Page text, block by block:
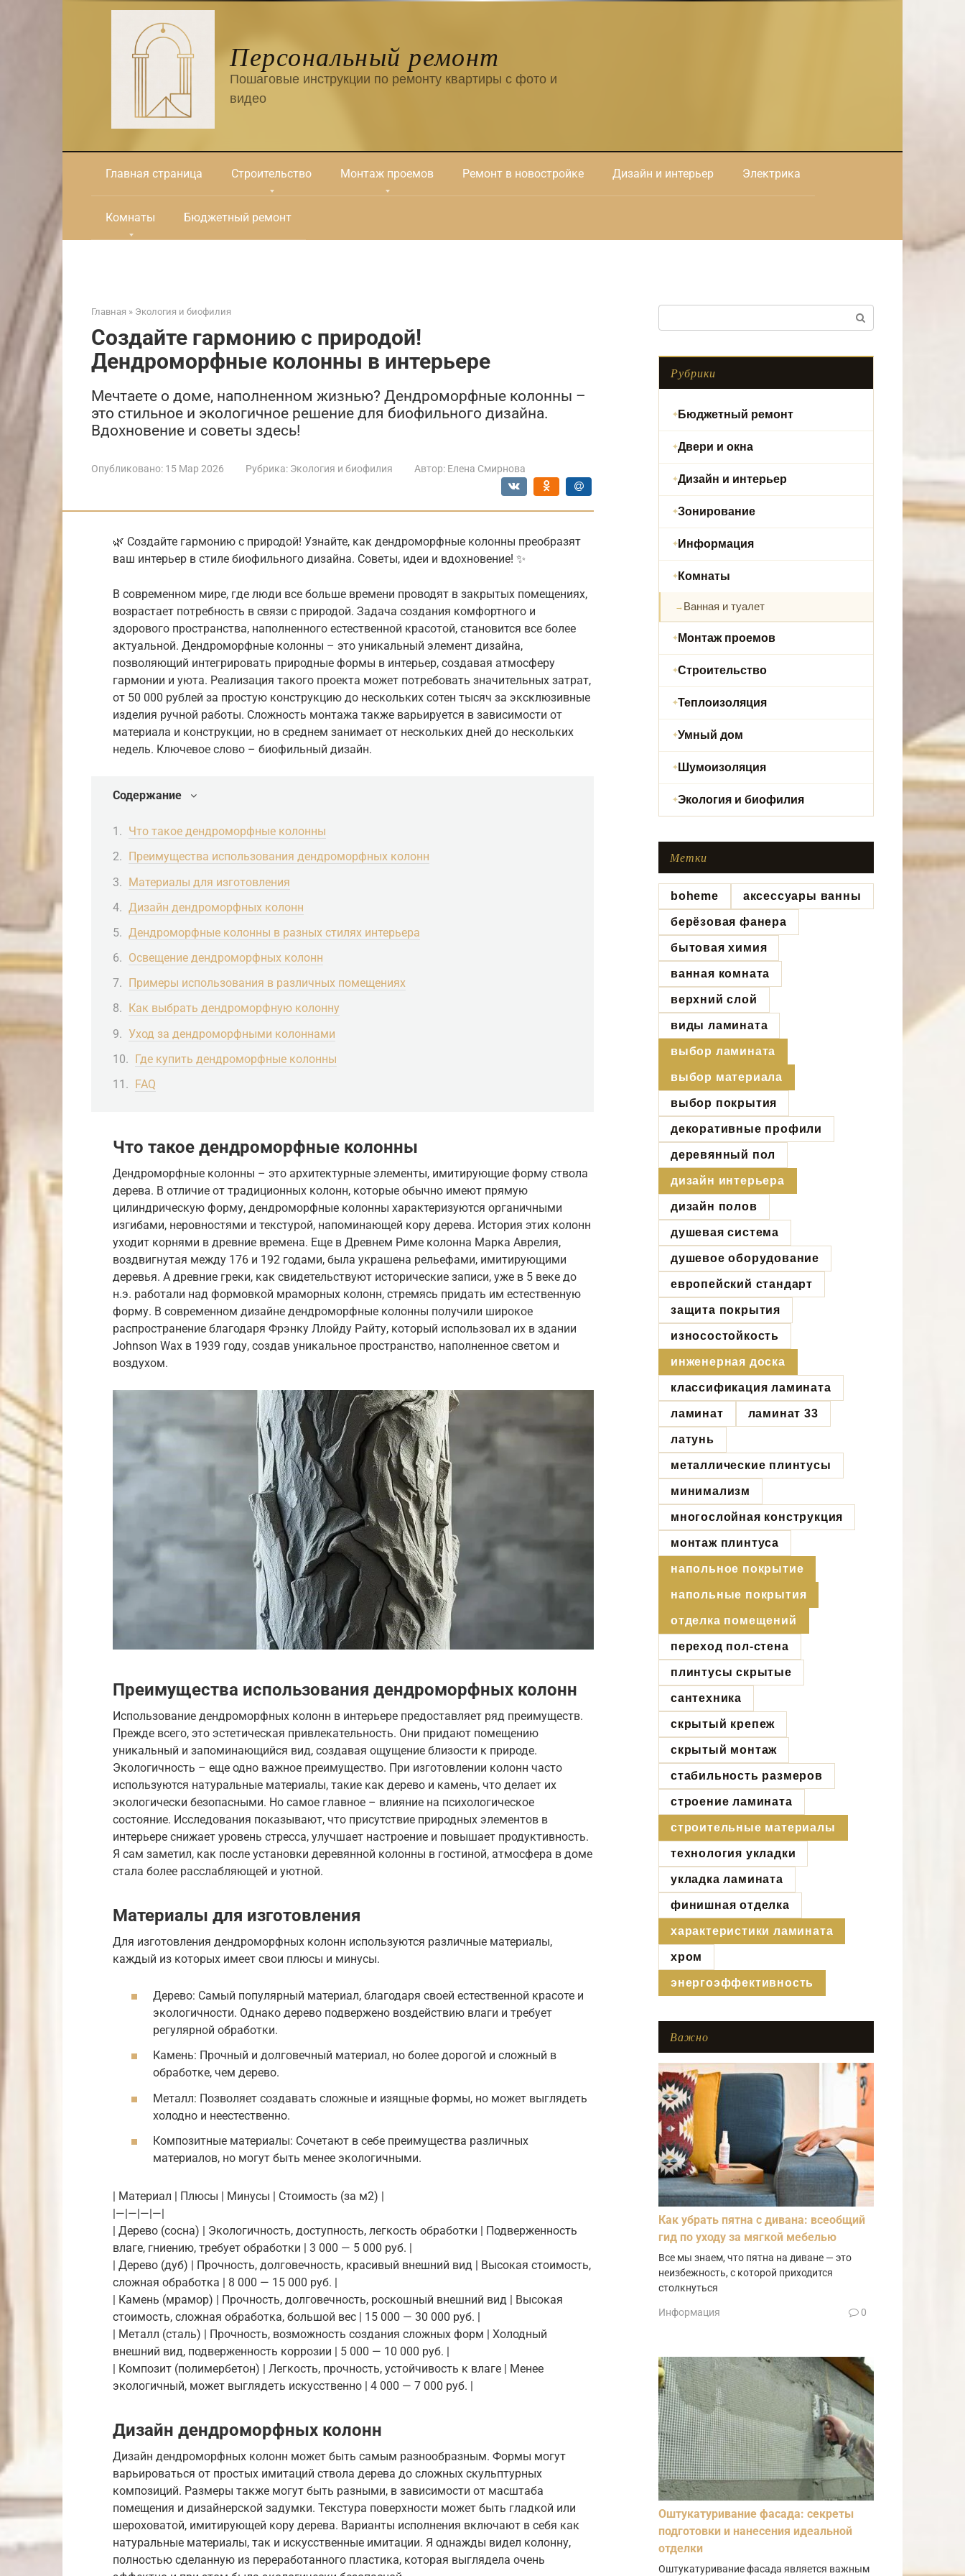
Персональный ремонт
Пошаговые инструкции по ремонту квартиры с фото и
видео
Главная страница Строительство Монтаж проемов Ремонт в новостройке Дизайн и интерьер Электрика
Комнаты Бюджетный ремонт
Главная » Экология и биофилия
Создайте гармонию с природой!
Дендроморфные колонны в интерьере
Мечтаете о доме, наполненном жизнью? Дендроморфные колонны –
это стильное и экологичное решение для биофильного дизайна.
Вдохновение и советы здесь!
Опубликовано: 15 Мар 2026 Рубрика: Экология и биофилия Автор: Елена Смирнова
🌿 Создайте гармонию с природой! Узнайте, как дендроморфные колонны преобразят
ваш интерьер в стиле биофильного дизайна. Советы, идеи и вдохновение! ✨
В современном мире, где люди все больше времени проводят в закрытых помещениях,
возрастает потребность в связи с природой. Задача создания комфортного и
здорового пространства, наполненного естественной красотой, становится все более
актуальной. Дендроморфные колонны – это уникальный элемент дизайна,
позволяющий интегрировать природные формы в интерьер, создавая атмосферу
гармонии и уюта. Реализация такого проекта может потребовать значительных затрат,
от 50 000 рублей за простую конструкцию до нескольких сотен тысяч за эксклюзивные
изделия ручной работы. Сложность монтажа также варьируется в зависимости от
материала и конструкции, но в среднем занимает от нескольких дней до нескольких
недель. Ключевое слово – биофильный дизайн.
Содержание
Что такое дендроморфные колонны
Преимущества использования дендроморфных колонн
Материалы для изготовления
Дизайн дендроморфных колонн
Дендроморфные колонны в разных стилях интерьера
Освещение дендроморфных колонн
Примеры использования в различных помещениях
Как выбрать дендроморфную колонну
Уход за дендроморфными колоннами
Где купить дендроморфные колонны
FAQ
Что такое дендроморфные колонны
Дендроморфные колонны – это архитектурные элементы, имитирующие форму ствола
дерева. В отличие от традиционных колонн, которые обычно имеют прямую
цилиндрическую форму, дендроморфные колонны характеризуются органичными
изгибами, неровностями и текстурой, напоминающей кору дерева. История этих колонн
уходит корнями в древние времена. Еще в Древнем Риме колонна Марка Аврелия,
воздвигнутая между 176 и 192 годами, была украшена рельефами, имитирующими
деревья. А древние греки, как свидетельствуют исторические записи, уже в 5 веке до
н.э. работали над формовкой мраморных колонн, стремясь придать им естественную
форму. В современном дизайне дендроморфные колонны получили широкое
распространение благодаря Фрэнку Ллойду Райту, который использовал их в здании
Johnson Wax в 1939 году, создав уникальное пространство, наполненное светом и
воздухом.
Преимущества использования дендроморфных колонн
Использование дендроморфных колонн в интерьере предоставляет ряд преимуществ.
Прежде всего, это эстетическая привлекательность. Они придают помещению
уникальный и запоминающийся вид, создавая ощущение близости к природе.
Экологичность – еще одно важное преимущество. При изготовлении колонн часто
используются натуральные материалы, такие как дерево и камень, что делает их
экологически безопасными. Но самое главное – влияние на психологическое
состояние. Исследования показывают, что присутствие природных элементов в
интерьере снижает уровень стресса, улучшает настроение и повышает продуктивность.
Я сам заметил, как после установки деревянной колонны в гостиной, атмосфера в доме
стала более расслабляющей и уютной.
Материалы для изготовления
Для изготовления дендроморфных колонн используются различные материалы,
каждый из которых имеет свои плюсы и минусы.
Дерево: Самый популярный материал, благодаря своей естественной красоте и
экологичности. Однако дерево подвержено воздействию влаги и требует
регулярной обработки.
Камень: Прочный и долговечный материал, но более дорогой и сложный в
обработке, чем дерево.
Металл: Позволяет создавать сложные и изящные формы, но может выглядеть
холодно и неестественно.
Композитные материалы: Сочетают в себе преимущества различных
материалов, но могут быть менее экологичными.
| Материал | Плюсы | Минусы | Стоимость (за м2) |
|—|—|—|—|
| Дерево (сосна) | Экологичность, доступность, легкость обработки | Подверженность
влаге, гниению, требует обработки | 3 000 — 5 000 руб. |
| Дерево (дуб) | Прочность, долговечность, красивый внешний вид | Высокая стоимость,
сложная обработка | 8 000 — 15 000 руб. |
| Камень (мрамор) | Прочность, долговечность, роскошный внешний вид | Высокая
стоимость, сложная обработка, большой вес | 15 000 — 30 000 руб. |
| Металл (сталь) | Прочность, возможность создания сложных форм | Холодный
внешний вид, подверженность коррозии | 5 000 — 10 000 руб. |
| Композит (полимербетон) | Легкость, прочность, устойчивость к влаге | Менее
экологичный, может выглядеть искусственно | 4 000 — 7 000 руб. |
Дизайн дендроморфных колонн
Дизайн дендроморфных колонн может быть самым разнообразным. Формы могут
варьироваться от простых имитаций ствола дерева до сложных скульптурных
композиций. Размеры также могут быть разными, в зависимости от масштаба
помещения и дизайнерской задумки. Текстура поверхности может быть гладкой или
шероховатой, имитирующей кору дерева. Варианты исполнения включают в себя как
натуральные материалы, так и искусственные имитации. Я однажды видел колонну,
полностью сделанную из переработанного пластика, которая выглядела очень
Рубрики
Бюджетный ремонт
Двери и окна
Дизайн и интерьер
Зонирование
Информация
Комнаты
Ванная и туалет
Монтаж проемов
Строительство
Теплоизоляция
Умный дом
Шумоизоляция
Экология и биофилия
Метки
boheme аксессуары ванны
берёзовая фанера
бытовая химия
ванная комната
верхний слой
виды ламината
выбор ламината
выбор материала
выбор покрытия
декоративные профили
деревянный пол
дизайн интерьера
дизайн полов
душевая система
душевое оборудование
европейский стандарт
защита покрытия
износостойкость
инженерная доска
классификация ламината
ламинат ламинат 33
латунь
металлические плинтусы
минимализм
многослойная конструкция
монтаж плинтуса
напольное покрытие
напольные покрытия
отделка помещений
переход пол-стена
плинтусы скрытые
сантехника
скрытый крепеж
скрытый монтаж
стабильность размеров
строение ламината
строительные материалы
технология укладки
укладка ламината
финишная отделка
характеристики ламината
хром
энергоэффективность
Важно
Как убрать пятна с дивана: всеобщий
гид по уходу за мягкой мебелью
Все мы знаем, что пятна на диване — это
неизбежность, с которой приходится
столкнуться
Информация 0
Оштукатуривание фасада: секреты
подготовки и нанесения идеальной
отделки
Оштукатуривание фасада является важным